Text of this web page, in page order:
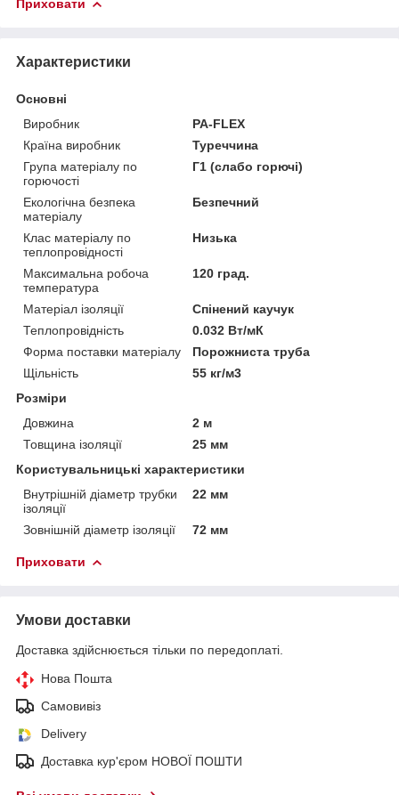
Приховати
Характеристики
Основні
Виробник
PA-FLEX
Країна виробник
Туреччина
Група матеріалу по
горючості
Г1 (слабо горючі)
Екологічна безпека
матеріалу
Безпечний
Клас матеріалу по
теплопровідності
Низька
Максимальна робоча
температура
120 град.
Матеріал ізоляції
Спінений каучук
Теплопровідність
0.032 Вт/мК
Форма поставки матеріалу
Порожниста труба
Щільність
55 кг/м3
Розміри
Довжина
2 м
Товщина ізоляції
25 мм
Користувальницькі характеристики
Внутрішній діаметр трубки
ізоляції
22 мм
Зовнішній діаметр ізоляції 72 мм
Приховати
Умови доставки
Доставка здійснюється тільки по передоплаті.
Нова Пошта
Самовивіз
Delivery
Доставка кур'єром НОВОЇ ПОШТИ